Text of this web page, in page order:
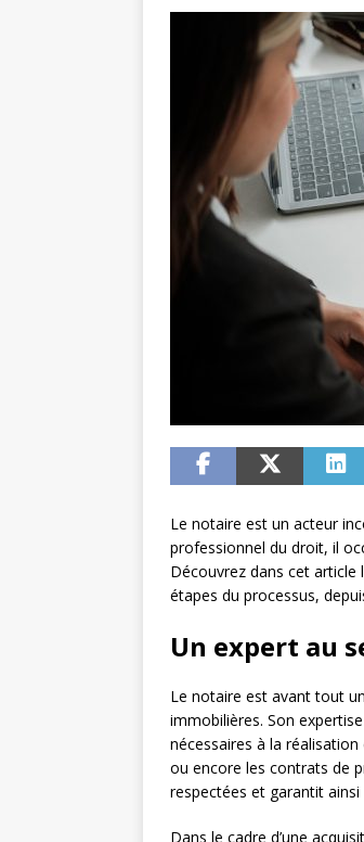
Le notaire est un acteur
professionnel du droit, il
Découvrez dans cet article
étapes du processus,
Un expert au
Le notaire est avant tout
immobilières. Son
nécessaires à la
ou encore les contrats de
respectées et garantit
Dans le cadre d’une